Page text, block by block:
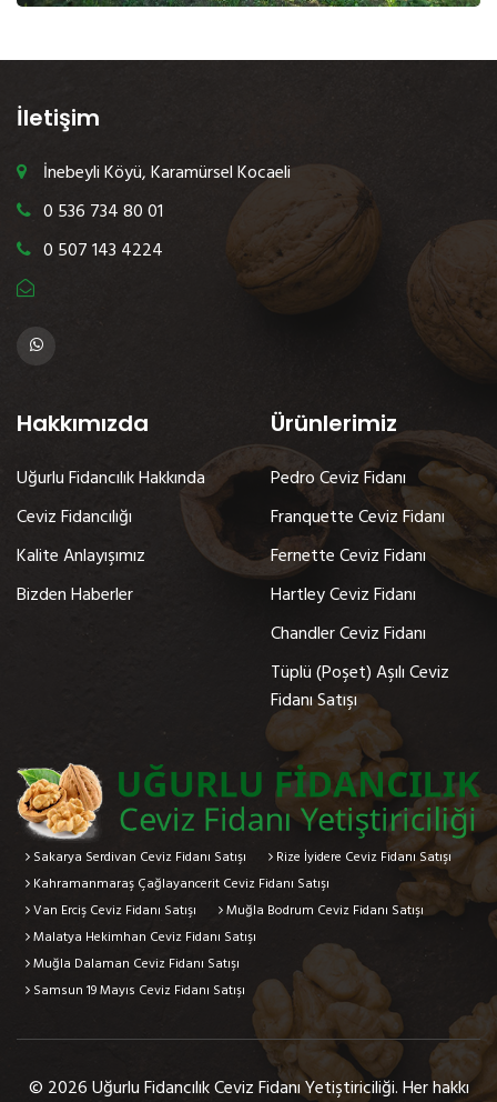
İletişim
İnebeyli Köyü, Karamürsel Kocaeli
0 536 734 80 01
0 507 143 4224
Hakkımızda
Uğurlu Fidancılık Hakkında
Ceviz Fidancılığı
Kalite Anlayışımız
Bizden Haberler
Ürünlerimiz
Pedro Ceviz Fidanı
Franquette Ceviz Fidanı
Fernette Ceviz Fidanı
Hartley Ceviz Fidanı
Chandler Ceviz Fidanı
Tüplü (Poşet) Aşılı Ceviz
Fidanı Satışı
Sakarya Serdivan Ceviz Fidanı Satışı
Rize İyidere Ceviz Fidanı Satışı
Kahramanmaraş Çağlayancerit Ceviz Fidanı Satışı
Van Erciş Ceviz Fidanı Satışı
Muğla Bodrum Ceviz Fidanı Satışı
Malatya Hekimhan Ceviz Fidanı Satışı
Muğla Dalaman Ceviz Fidanı Satışı
Samsun 19 Mayıs Ceviz Fidanı Satışı
© 2026 Uğurlu Fidancılık Ceviz Fidanı Yetiştiriciliği. Her hakkı